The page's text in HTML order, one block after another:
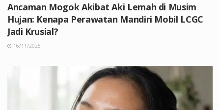
Ancaman Mogok Akibat Aki Lemah di Musim
Hujan: Kenapa Perawatan Mandiri Mobil LCGC
Jadi Krusial?
16/11/2025